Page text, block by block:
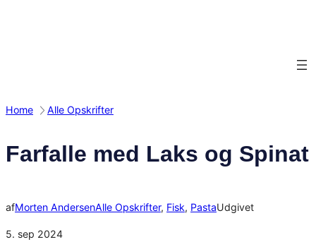
Home Alle Opskrifter
Farfalle med Laks og Spinat
afMorten AndersenAlle Opskrifter, Fisk, PastaUdgivet
5. sep 2024